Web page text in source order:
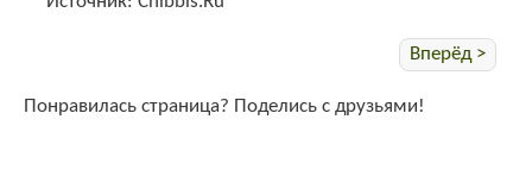
Вперёд >
Понравилась страница? Поделись с друзьями!